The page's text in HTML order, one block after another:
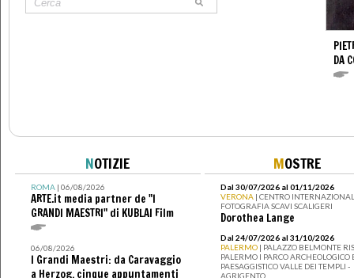
DA
NOTIZIE
ROMA| 06/08/2026
ARTE.it media partner de "I
GRANDI MAESTRI" di KUBLAI Film
06/08/2026
I Grandi Maestri: da Caravaggio
a Herzog, cinque appuntamenti
MOSTRE
Dal 30/07/2026 al 01/11/2026
VERONA | CENTRO
FOTOGRAFIA SCAVI SCALIGERI
Dorothea Lange
Dal 24/07/2026 al 31/10/2026
PALERMO | PALAZZO BELMONTE
PALERMO I PARCO ARCHEOLOGICO
PAESAGGISTICO VALLE DEI TEMPLI -
AGRIGENTO